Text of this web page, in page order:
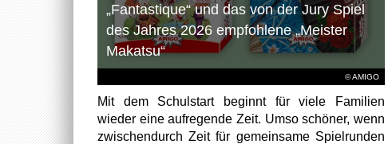
© AMIGO
„Fantastique“ und das von der Jury Spiel
des Jahres 2026 empfohlene „Meister
Makatsu“
Mit dem Schulstart beginnt für viele Familien
wieder eine aufregende Zeit. Umso schöner, wenn
zwischendurch Zeit für gemeinsame Spielrunden